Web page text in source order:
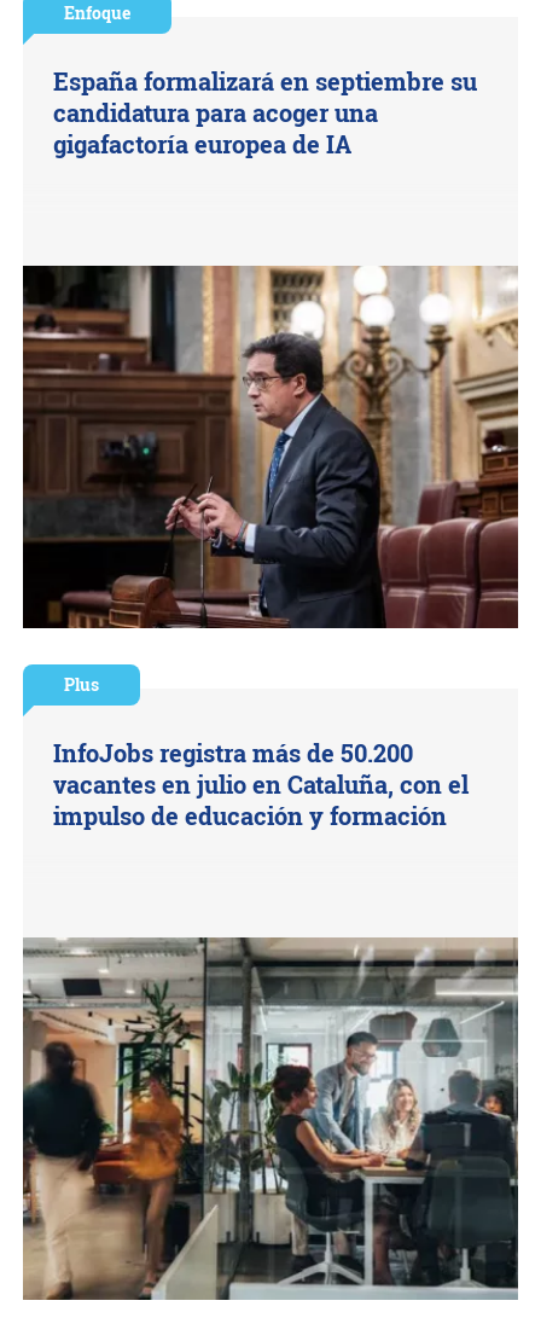
Enfoque
España formalizará en septiembre su
candidatura para acoger una
gigafactoría europea de IA
Plus
InfoJobs registra más de 50.200
vacantes en julio en Cataluña, con el
impulso de educación y formación